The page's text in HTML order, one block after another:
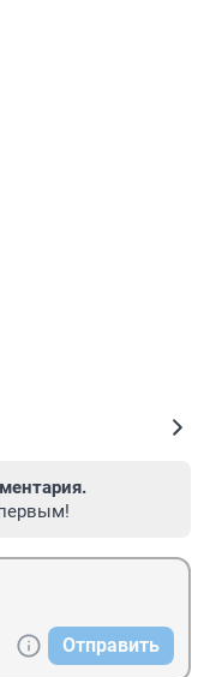
Отправить